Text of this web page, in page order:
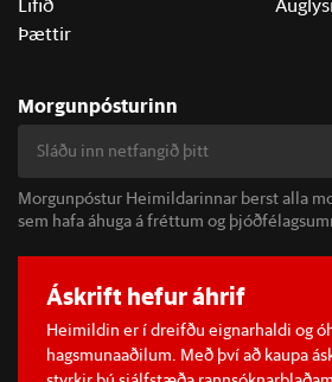
Lífið
Þættir
Morgunpósturinn
Morgunpóstur Heimildarinnar berst alla
sem hafa áhuga á fréttum og
Áskrift hefur áhrif
Heimildin er í dreifðu eignarhaldi og
hagsmunaaðilum. Með því að kaupa